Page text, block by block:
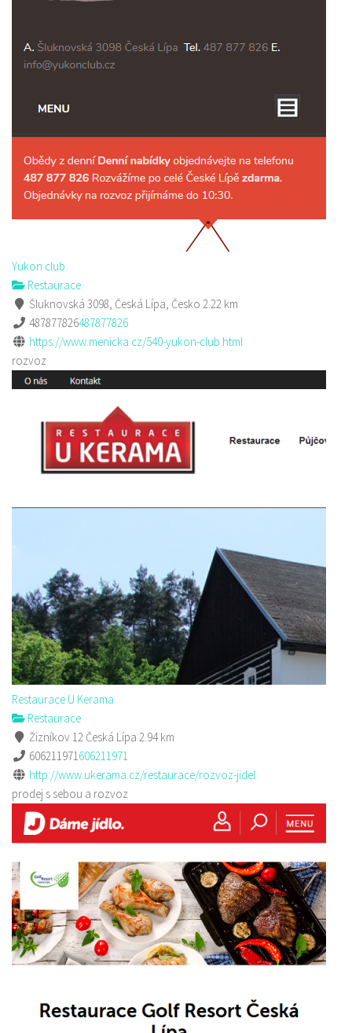
Yukon club
Restaurace
Šluknovská 3098, Česká Lípa, Česko 2.22 km
487877826487877826
https://www.menicka.cz/540-yukon-club.html
rozvoz
Restaurace U Kerama
Restaurace
Žizníkov 12 Česká Lípa 2.94 km
606211971606211971
http://www.ukerama.cz/restaurace/rozvoz-jidel
prodej s sebou a rozvoz